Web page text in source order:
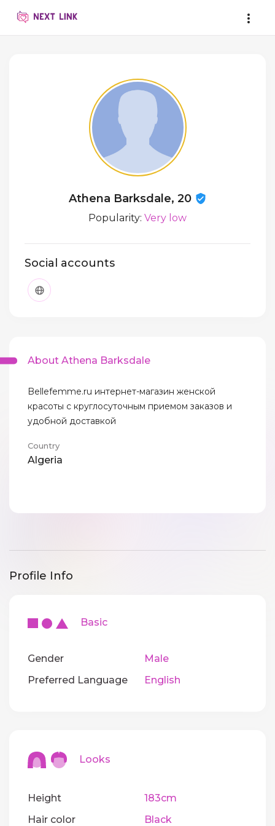
Athena Barksdale, 20
Popularity: Very low
Social accounts
About Athena Barksdale
Bellefemme.ru интернет-магазин женской
красоты с круглосуточным приемом заказов и
удобной доставкой
Country
Algeria
Profile Info
Basic
Gender
Male
Preferred Language
English
Looks
Height
183cm
Hair color
Black